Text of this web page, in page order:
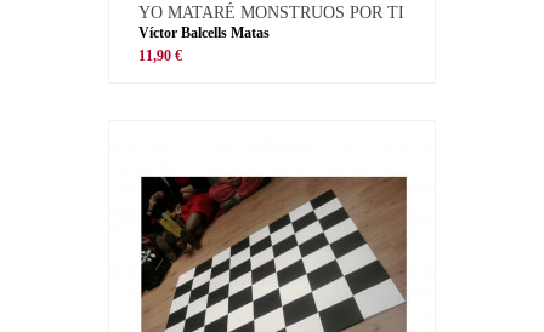
YO MATARÉ MONSTRUOS POR TI
Víctor Balcells Matas
11,90 €